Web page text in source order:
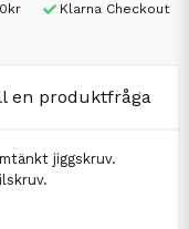
Klarna Checkout
en produktfråga
jiggskruv.